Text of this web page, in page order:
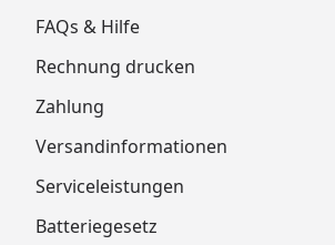
FAQs & Hilfe
Rechnung drucken
Zahlung
Versandinformationen
Serviceleistungen
Batteriegesetz